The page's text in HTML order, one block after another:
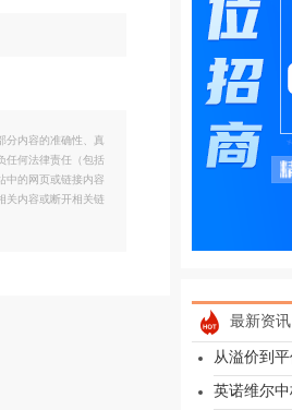
分内容的准确性、真
任何法律责任（包括
中的网页或链接内容
关内容或断开相关链
最新资讯